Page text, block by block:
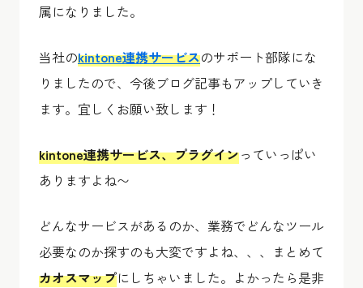
属になりました。
当社のkintone連携サービスのサポート部隊にな
りましたので、今後ブログ記事もアップしていき
ます。宜しくお願い致します！
kintone連携サービス、プラグインっていっぱい
ありますよね〜
どんなサービスがあるのか、業務でどんなツール
必要なのか探すのも大変ですよね、、、まとめて
カオスマップにしちゃいました。よかったら是非